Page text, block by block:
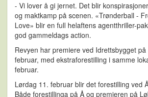
- Vi lover å gi jernet. Det blir
og maktkamp på scenen. «Trønderball -
Love» blir en full helaftens agentthriller-
god gammeldags action.
Revyen har premiere ved Idrettsbygget
februar, med ekstraforestilling i samme
februar.
Lørdag 11. februar blir det forestilling ved
Både forestillinga på Å og premieren på